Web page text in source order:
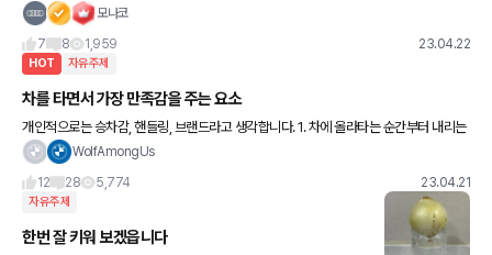
라서 불안했는데요 아우디는 반대로 속도가 올라가면 바닥에 더 달라붙어서 껌딱지처럼
모나코
7
8 1,959 23.04.22
HOT 자유주제
차를 타면서 가장 만족감을 주는 요소
개인적으로는 승차감, 핸들링, 브랜드라고 생각합니다. 1. 차에 올라타는 순간부터 내리는
순간까지 매분매초 느껴지는 고급진 승차감 2. 이 커브를 이 속도로? 이렇게 안정적으로?
WolfAmongUs
12
28 5,774 23.04.21
자유주제
한번 잘 키워 보겠읍니다